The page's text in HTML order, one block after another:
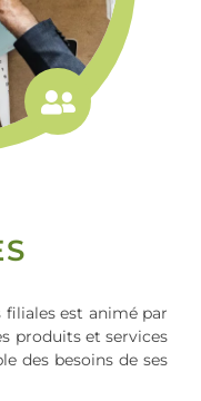
filiales est animé par
produits et services
des besoins de ses